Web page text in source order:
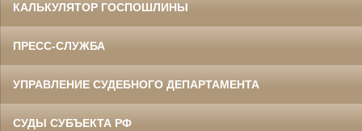
КАЛЬКУЛЯТОР ГОСПОШЛИНЫ
ПРЕСС-СЛУЖБА
УПРАВЛЕНИЕ СУДЕБНОГО ДЕПАРТАМЕНТА
СУДЫ СУБЪЕКТА РФ